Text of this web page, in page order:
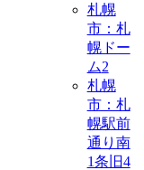
札幌
市：札
幌ドー
ム2
札幌
市：札
幌駅前
通り南
1条旧4